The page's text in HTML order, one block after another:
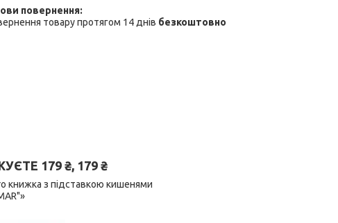
товару протягом 14 днів безкоштовно
179 ₴, 179 ₴
книжка з підставкою кишенями